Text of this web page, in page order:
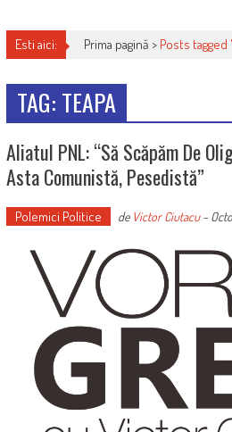
Esti aici: Prima pagină > Posts tagged
TAG: TEAPA
Aliatul PNL: “Să Scăpăm De
Asta Comunistă, Pesedistă”
Polemici Politice de Victor Ciutacu-